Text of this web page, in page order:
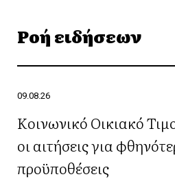
Ροή ειδήσεων
09.08.26
Κοινωνικό Οικιακό
οι αιτήσεις για
προϋποθέσεις